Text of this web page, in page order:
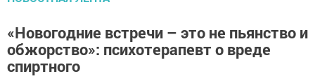
«Новогодние встречи – это не пьянство и
обжорство»: психотерапевт о вреде
спиртного